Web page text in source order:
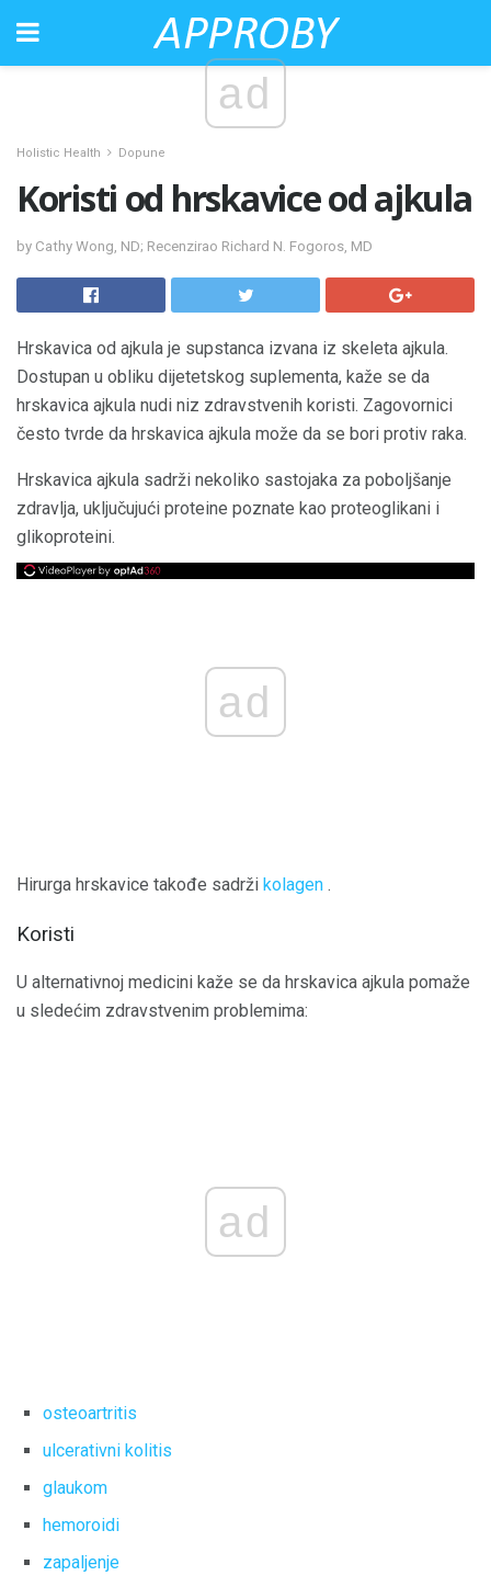
ad
Holistic Health Dopune
Koristi od hrskavice od ajkula
by Cathy Wong, ND; Recenzirao Richard N. Fogoros, MD
Hrskavica od ajkula je supstanca izvana iz skeleta ajkula.
Dostupan u obliku dijetetskog suplementa, kaže se da
hrskavica ajkula nudi niz zdravstvenih koristi. Zagovornici
često tvrde da hrskavica ajkula može da se bori protiv raka.
Hrskavica ajkula sadrži nekoliko sastojaka za poboljšanje
zdravlja, uključujući proteine ​​poznate kao proteoglikani i
glikoproteini.
ad
Hirurga hrskavice takođe sadrži kolagen .
Koristi
U alternativnoj medicini kaže se da hrskavica ajkula pomaže
u sledećim zdravstvenim problemima:
ad
osteoartritis
ulcerativni kolitis
glaukom
hemoroidi
zapaljenje